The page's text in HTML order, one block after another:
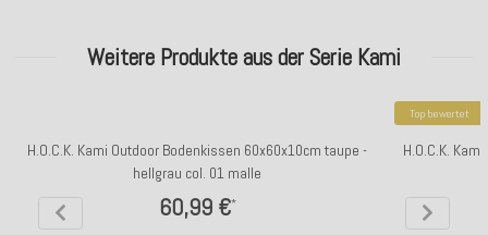
Weitere Produkte aus der Serie Kami
H.O.C.K. Kami Outdoor Bodenkissen 60x60x10cm taupe -
hellgrau col. 01 malle
60,99 €*
Top bewertet
H.O.C.K.